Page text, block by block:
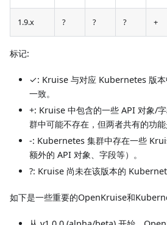
1.9.x ? ? ? +
标记:
✓: Kruise 与对应 Kubernetes 版本
一致。
+: Kruise 中包含的一些 API 对象/
群中可能不存在，但两者共有的功能
-: Kubernetes 集群中存在一些
额外的 API 对象、字段等）。
?: Kruise 尚未在该版本的
如下是一些重要的OpenKruise和